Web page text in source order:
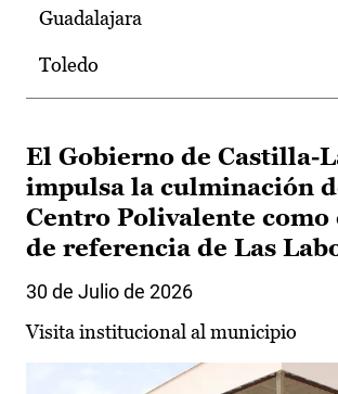
Guadalajara
Toledo
El Gobierno de Castilla-
impulsa la culminación
Centro Polivalente como
de referencia de Las
30 de Julio de 2026
Visita institucional al municipio